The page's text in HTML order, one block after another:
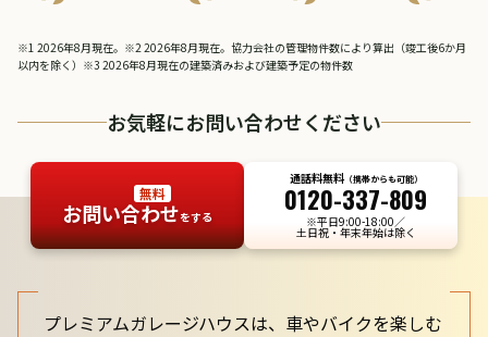
※1 2026年8月現在。※2 2026年8月現在。協力会社の管理物件数により算出（竣工後6か月
以内を除く）※3 2026年8月現在の建築済みおよび建築予定の物件数
お気軽にお問い合わせください
お問い合わせをする
無料
通話料無料（携帯からも可能）
0120-337-809
※平日9:00-18:00／
土日祝・年末年始は除く
プレミアムガレージハウスは、車やバイクを楽しむ